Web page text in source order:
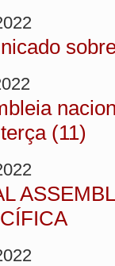
(11)